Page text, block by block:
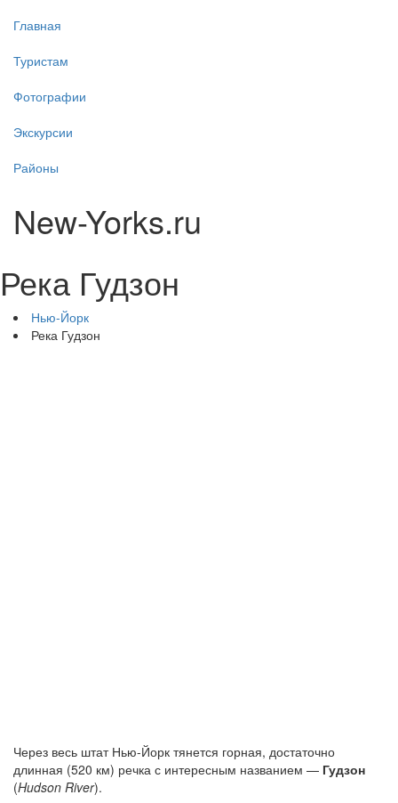
Главная
Туристам
Фотографии
Экскурсии
Районы
New-Yorks.ru
Река Гудзон
Нью-Йорк
Река Гудзон
Через весь штат Нью-Йорк тянется горная, достаточно
длинная (520 км) речка с интересным названием — Гудзон
(Hudson River).